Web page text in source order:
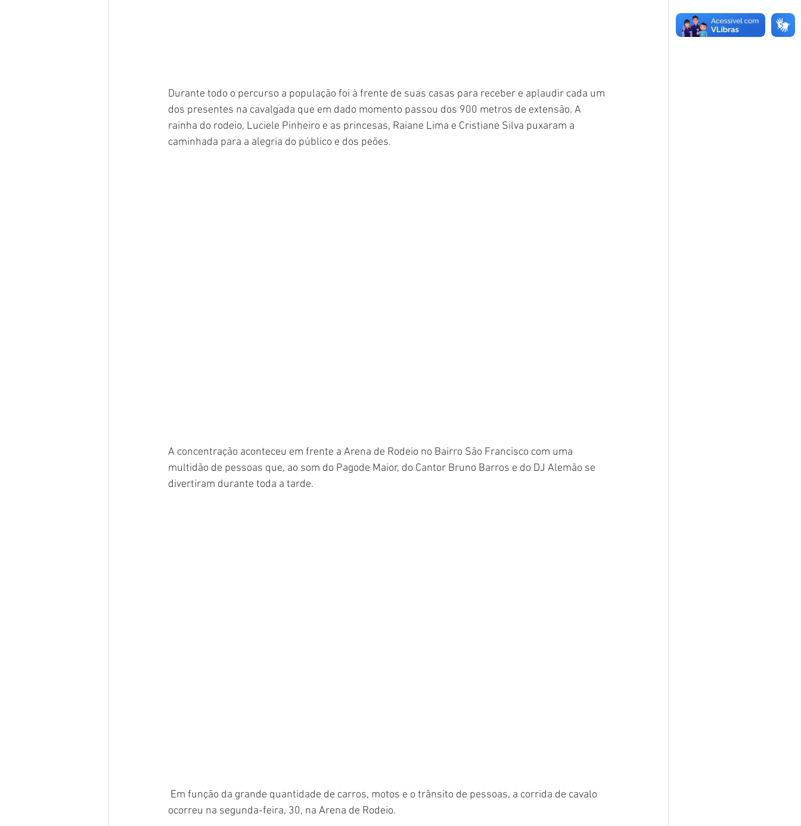
Durante todo o percurso a população foi à frente de suas casas para receber e aplaudir cada um
dos presentes na cavalgada que em dado momento passou dos 900 metros de extensão. A
rainha do rodeio, Luciele Pinheiro e as princesas, Raiane Lima e Cristiane Silva puxaram a
caminhada para a alegria do público e dos peões.
A concentração aconteceu em frente a Arena de Rodeio no Bairro São Francisco com uma
multidão de pessoas que, ao som do Pagode Maior, do Cantor Bruno Barros e do DJ Alemão se
divertiram durante toda a tarde.
ocorreu na segunda-feira, 30, na Arena de Rodeio.